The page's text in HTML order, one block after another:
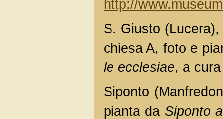
http://
S. Giusto
chiesa A, foto e
le ecclesiae, a
Siponto
pianta da Siponto